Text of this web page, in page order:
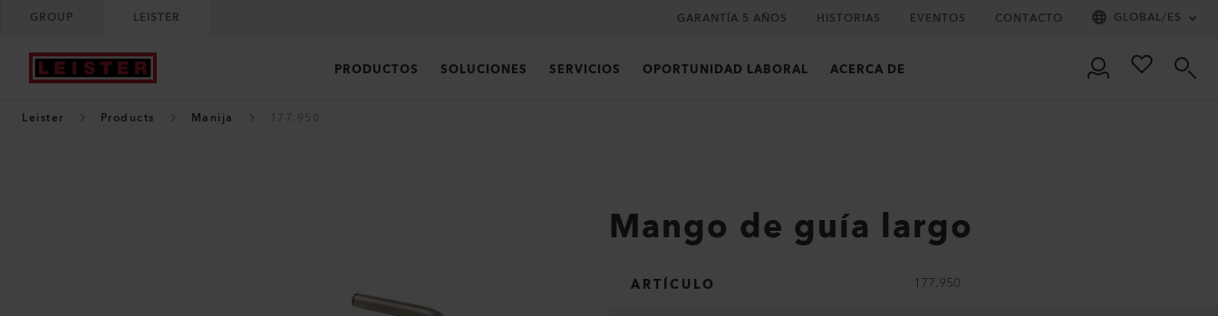
GROUP LEISTER GARANTÍA 5 AÑOS HISTORIAS EVENTOS CONTACTO GLOBAL/ES
PRODUCTOS SOLUCIONES SERVICIOS OPORTUNIDAD LABORAL ACERCA DE
Leister Products Manija
Mango de guía largo
ARTÍCULO 177.950